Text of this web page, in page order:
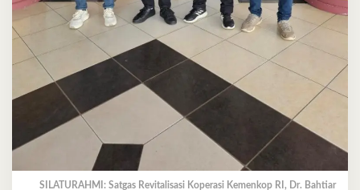
SILATURAHMI: Satgas Revitalisasi Koperasi Kemenkop RI, Dr. Bahtiar